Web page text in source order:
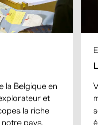
la Belgique en
et
la riche